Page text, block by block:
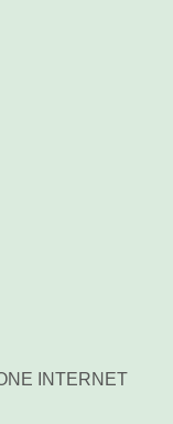
INTERNET